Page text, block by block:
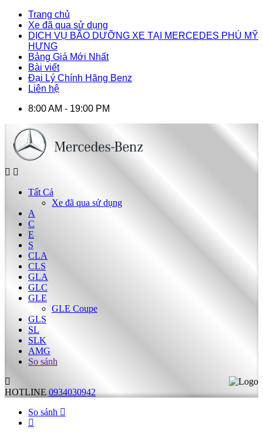
Trang chủ
Xe đã qua sử dụng
DỊCH VỤ BÃO DƯỠNG XE TẠI MERCEDES PHÚ MỸ
HƯNG
Bảng Giá Mới Nhất
Bài viết
Đại Lý Chính Hãng Benz
Liên hệ
8:00 AM - 19:00 PM
Tất Cả
Xe đã qua sử dụng
A
C
E
S
CLA
CLS
GLA
GLC
GLE
GLE Coupe
GLS
SL
SLK
AMG
So sánh
HOTLINE 0934030942
So sánh